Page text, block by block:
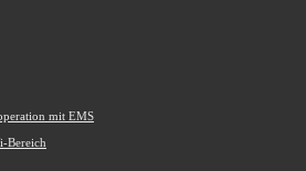
mit EMS
Bereich